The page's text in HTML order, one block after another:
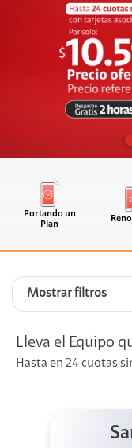
Portando un
Plan
Mostrar filtros
Lleva el Equipo
Hasta en 24 cuotas